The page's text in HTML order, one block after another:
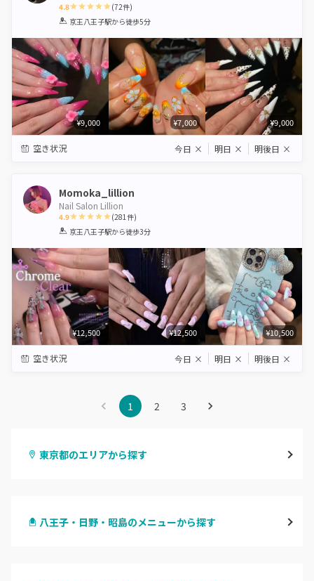
4.8
1 2 3 4 5
(72件)
京王八王子駅から徒歩5分
¥9,000 ¥7,000 ¥9,000
空き状況 今日 × 明日 × 明後日 ×
Momoka_lillion
Nail Salon Lillion
4.9
1 2 3 4 5
(281件)
京王八王子駅から徒歩3分
¥12,500 ¥12,500 ¥10,500
空き状況 今日 × 明日 × 明後日 ×
1 2 3
東京都のエリアから探す
八王子・日野・昭島のメニューから探す